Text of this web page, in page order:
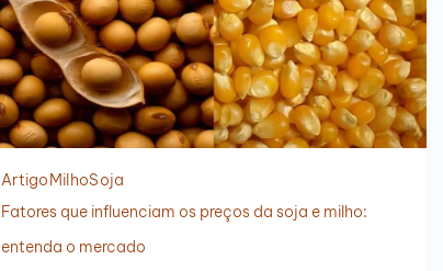
ArtigoMilhoSoja
Fatores que influenciam os preços da soja e milho:
entenda o mercado